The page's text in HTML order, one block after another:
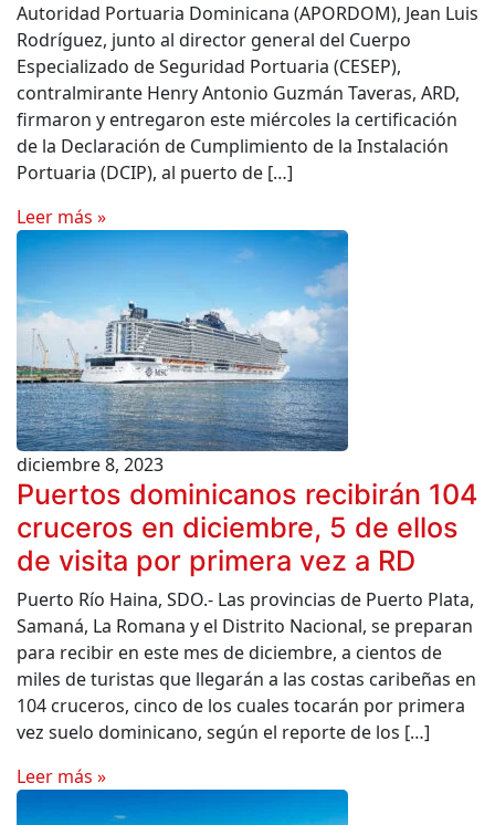
Autoridad Portuaria Dominicana (APORDOM), Jean Luis
Rodríguez, junto al director general del Cuerpo
Especializado de Seguridad Portuaria (CESEP),
contralmirante Henry Antonio Guzmán Taveras, ARD,
firmaron y entregaron este miércoles la certificación
de la Declaración de Cumplimiento de la Instalación
Portuaria (DCIP), al puerto de […]
Leer más »
diciembre 8, 2023
Puertos dominicanos recibirán 104
cruceros en diciembre, 5 de ellos
de visita por primera vez a RD
Puerto Río Haina, SDO.- Las provincias de Puerto Plata,
Samaná, La Romana y el Distrito Nacional, se preparan
para recibir en este mes de diciembre, a cientos de
miles de turistas que llegarán a las costas caribeñas en
104 cruceros, cinco de los cuales tocarán por primera
vez suelo dominicano, según el reporte de los […]
Leer más »